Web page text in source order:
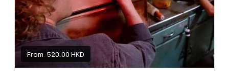
From: 520.00 HKD